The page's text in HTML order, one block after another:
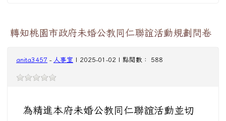
轉知桃園市政府未婚公教同仁聯誼活動規劃問卷
anita3457 - 人事室 | 2025-01-02 | 點閱數： 588
為精進本府未婚公教同仁聯誼活動並切